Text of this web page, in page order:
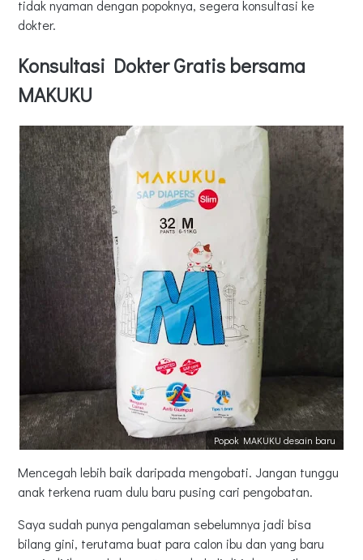
tidak nyaman dengan popoknya, segera konsultasi ke
dokter.
Konsultasi Dokter Gratis bersama
MAKUKU
Popok MAKUKU desain baru
Mencegah lebih baik daripada mengobati. Jangan tunggu
anak terkena ruam dulu baru pusing cari pengobatan.
Saya sudah punya pengalaman sebelumnya jadi bisa
bilang gini, terutama buat para calon ibu dan yang baru